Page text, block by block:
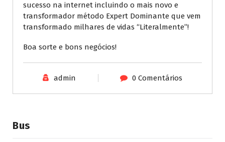
sucesso na internet incluindo o mais novo e
transformador método Expert Dominante que vem
transformado milhares de vidas “Literalmente”!
Boa sorte e bons negócios!
admin 0 Comentários
Bus